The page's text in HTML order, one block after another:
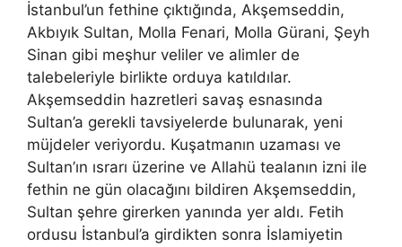
İstanbul’un fethine çıktığında, Akşemseddin,
Akbıyık Sultan, Molla Fenari, Molla Gürani, Şeyh
Sinan gibi meşhur veliler ve alimler de
talebeleriyle birlikte orduya katıldılar.
Akşemseddin hazretleri savaş esnasında
Sultan’a gerekli tavsiyelerde bulunarak, yeni
müjdeler veriyordu. Kuşatmanın uzaması ve
Sultan’ın ısrarı üzerine ve Allahü tealanın izni ile
fethin ne gün olacağını bildiren Akşemseddin,
Sultan şehre girerken yanında yer aldı. Fetih
ordusu İstanbul’a girdikten sonra İslamiyetin